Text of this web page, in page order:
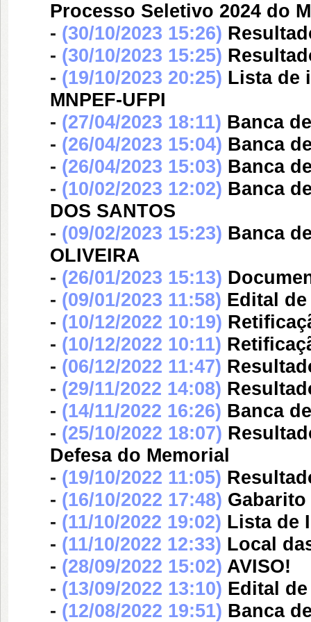
Processo Seletivo 2024 do
- (30/10/2023 15:26)
- (30/10/2023 15:25)
- (19/10/2023 20:25) Lista de
MNPEF-UFPI
- (27/04/2023 18:11) Banca
- (26/04/2023 15:04) Banca
- (26/04/2023 15:03) Banca
- (10/02/2023 12:02) Banca
DOS SANTOS
- (09/02/2023 15:23) Banca
OLIVEIRA
- (26/01/2023 15:13)
- (09/01/2023 11:58) Edital
- (10/12/2022 10:19)
- (10/12/2022 10:11)
- (06/12/2022 11:47)
- (29/11/2022 14:08)
- (14/11/2022 16:26) Banca
- (25/10/2022 18:07)
Defesa do Memorial
- (19/10/2022 11:05)
- (16/10/2022 17:48)
- (11/10/2022 19:02) Lista de
- (11/10/2022 12:33) Local
- (28/09/2022 15:02) AVISO!
- (13/09/2022 13:10) Edital de
- (12/08/2022 19:51) Banca